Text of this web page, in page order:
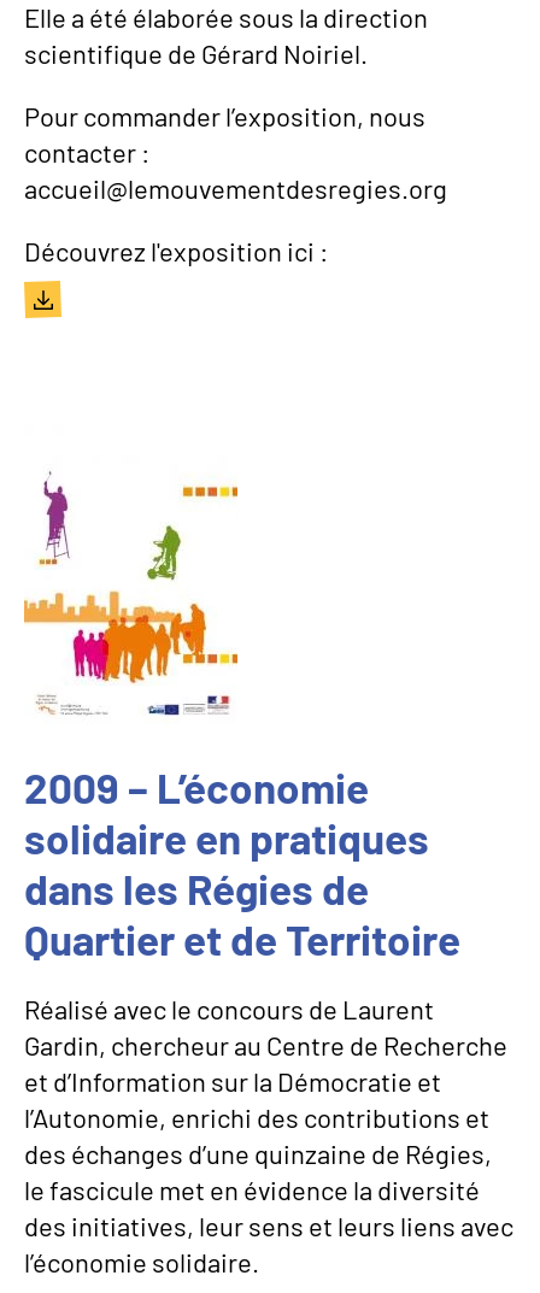
Elle a été élaborée sous la direction
scientifique de Gérard Noiriel.
Pour commander l’exposition, nous
contacter :
accueil@lemouvementdesregies.org
Découvrez l'exposition ici :
Document
2009 – L’économie
solidaire en pratiques
dans les Régies de
Quartier et de Territoire
Réalisé avec le concours de Laurent
Gardin, chercheur au Centre de Recherche
et d’Information sur la Démocratie et
l’Autonomie, enrichi des contributions et
des échanges d’une quinzaine de Régies,
le fascicule met en évidence la diversité
des initiatives, leur sens et leurs liens avec
l’économie solidaire.